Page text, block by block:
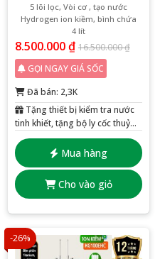
5 lõi lọc, Vòi cơ , tạo nước
Hydrogen ion kiềm, bình chứa
4 lít
8.500.000₫ 16.500.000₫
Mua hàng
Cho vào giỏ
GỌI NGAY GIÁ SỐC
Đã bán: 2,3K
Tặng thiết bị kiểm tra nước
tinh khiết, tặng bộ ly cốc thuỷ
tinh 6 chiếc
-26%